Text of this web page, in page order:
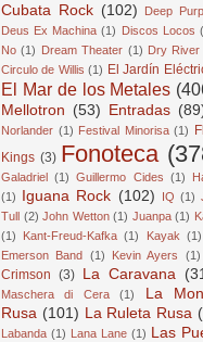
Cubata Rock (102) Deep
Deus Ex Machina (1) Discos Locos
No (1) Dream Theater (1) Dry River
Circulo de Willis (1) El Jardín
El Mar de los Metales
Mellotron (53) Entradas
Norlander (1) Festival Minorisa (1)
Kings (3) Fonoteca
Galadriel (1) Guillermo Cides (1)
(1) Iguana Rock (102) IQ (1)
Tull (2) John Wetton (1) Juanpa (1)
(1)
Kant-Freud-Kafka (1) Kayak (1)
Emerson Band (1) Kevin Ayers (1)
Crimson (3) La Caravana
Maschera di Cera
(1)
La
Rusa (101) La Ruleta Rusa
Labanda (1) Lana Lane (1) Las